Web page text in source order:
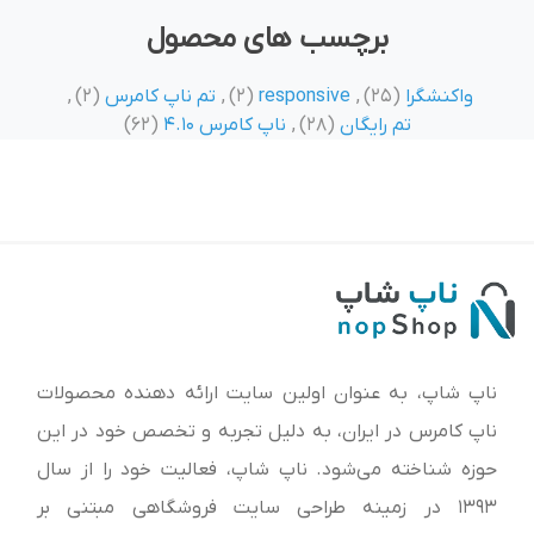
برچسب های محصول
واکنشگرا (25)
,
responsive
(2)
, تم ناپ کامرس (2)
,
تم رایگان (28)
, ناپ کامرس 4.10 (62)
ناپ شاپ، به عنوان اولین سایت ارائه‌ دهنده محصولات
ناپ کامرس در ایران، به دلیل تجربه و تخصص خود در این
حوزه شناخته می‌شود. ناپ شاپ، فعالیت خود را از سال
1393 در زمینه طراحی سایت فروشگاهی مبتنی بر